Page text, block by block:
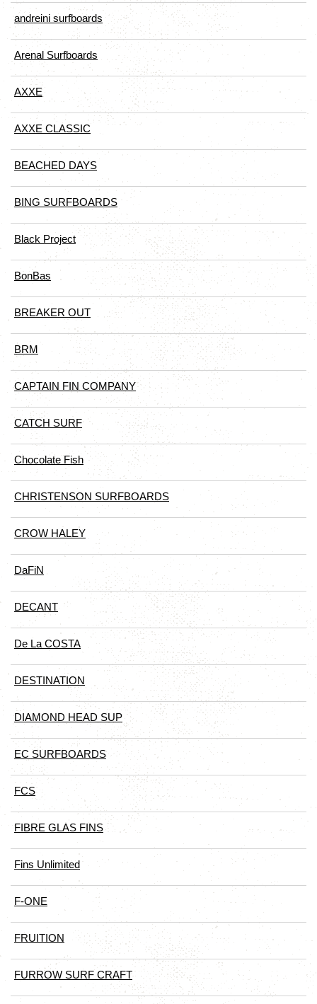
andreini surfboards
Arenal Surfboards
AXXE
AXXE CLASSIC
BEACHED DAYS
BING SURFBOARDS
Black Project
BonBas
BREAKER OUT
BRM
CAPTAIN FIN COMPANY
CATCH SURF
Chocolate Fish
CHRISTENSON SURFBOARDS
CROW HALEY
DaFiN
DECANT
De La COSTA
DESTINATION
DIAMOND HEAD SUP
EC SURFBOARDS
FCS
FIBRE GLAS FINS
Fins Unlimited
F-ONE
FRUITION
FURROW SURF CRAFT